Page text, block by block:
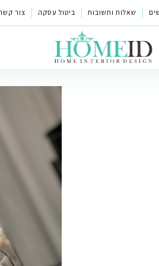
שאלות ותשובות ביטול עסקה צור